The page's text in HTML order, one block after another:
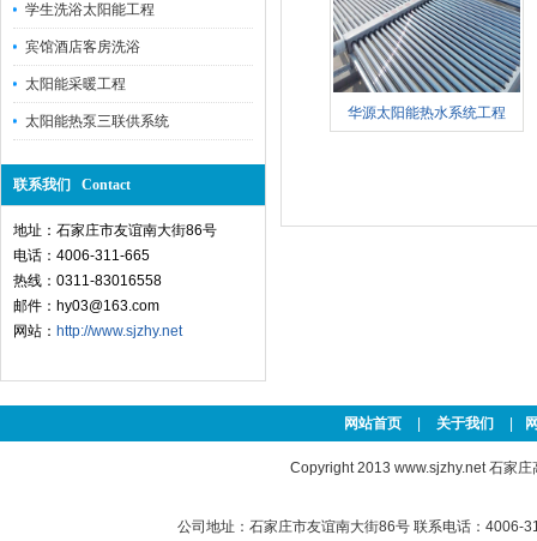
学生洗浴太阳能工程
宾馆酒店客房洗浴
太阳能采暖工程
太阳能热泵三联供系统
联系我们 Contact
地址：石家庄市友谊南大街86号
电话：4006-311-665
热线：0311-83016558
邮件：hy03@163.com
网站： http://www.sjzhy.net
华源太阳能热水系统工程
网站首页 关于我们
Copyright 2013 www.sjzhy.net石家庄
公司地址：石家庄市友谊南大街86号 联系电话：4006-